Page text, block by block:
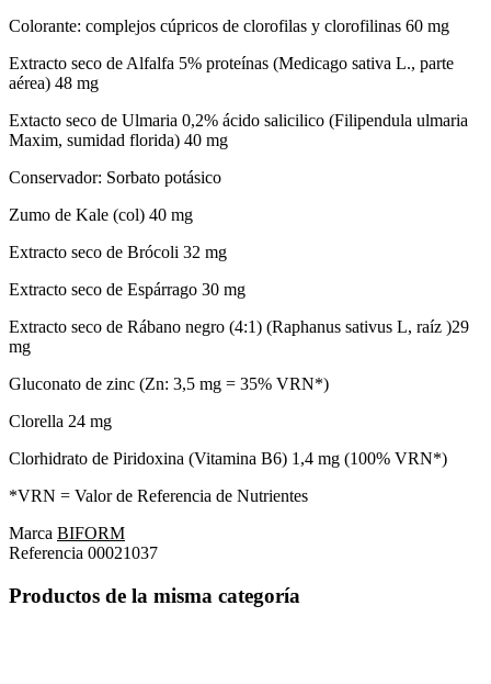
Colorante: complejos cúpricos de clorofilas y clorofilinas 60 mg
Extracto seco de Alfalfa 5% proteínas (Medicago sativa L., parte
aérea) 48 mg
Extacto seco de Ulmaria 0,2% ácido salicilico (Filipendula ulmaria
Maxim, sumidad florida) 40 mg
Conservador: Sorbato potásico
Zumo de Kale (col) 40 mg
Extracto seco de Brócoli 32 mg
Extracto seco de Espárrago 30 mg
Extracto seco de Rábano negro (4:1) (Raphanus sativus L, raíz )29
mg
Gluconato de zinc (Zn: 3,5 mg = 35% VRN*)
Clorella 24 mg
Clorhidrato de Piridoxina (Vitamina B6) 1,4 mg (100% VRN*)
*VRN = Valor de Referencia de Nutrientes
Marca BIFORM
Referencia 00021037
Productos de la misma categoría